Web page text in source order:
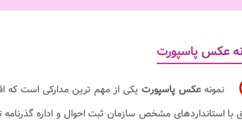
عکس پاسپورت
نمونهعکس پاسپورت یکی از مهم ترین مدارکی است که
با استانداردهای مشخص سازمان ثبت احوال و اداره